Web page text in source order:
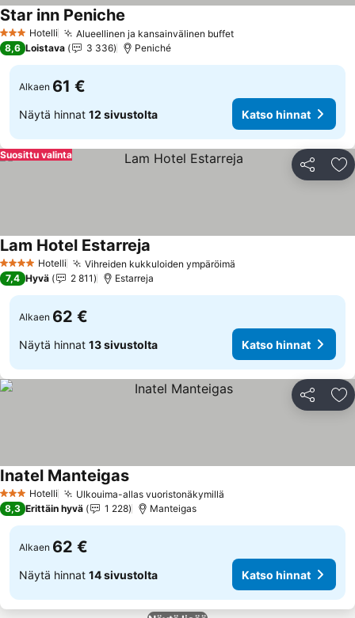
3 Tähtiluokitus
Hotelli Alueellinen ja kansainvälinen buffet
Star inn Peniche
8,6 Loistava 3 336 Peniché
Alkaen 61 €
Näytä hinnat 12 sivustolta Katso hinnat
Jaa
Suosittu valinta
4 Tähtiluokitus
Hotelli Vihreiden kukkuloiden ympäröimä
Lam Hotel Estarreja
7,4 Hyvä 2 811 Estarreja
Alkaen 62 €
Näytä hinnat 13 sivustolta Katso hinnat
Jaa
3 Tähtiluokitus
Hotelli Ulkouima-allas vuoristonäkymillä
Inatel Manteigas
8,3 Erittäin hyvä 1 228 Manteigas
Alkaen 62 €
Näytä hinnat 14 sivustolta Katso hinnat